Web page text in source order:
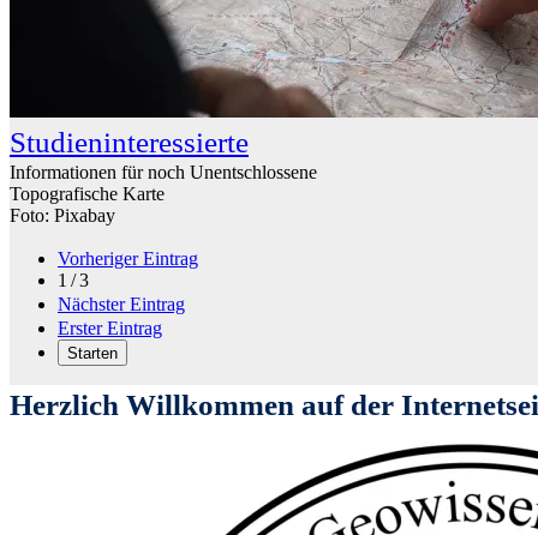
Studieninteressierte
Informationen für noch Unentschlossene
Topografische Karte
Foto: Pixabay
Vorheriger Eintrag
1 / 3
Nächster Eintrag
Erster Eintrag
Starten
Herzlich Willkommen auf der